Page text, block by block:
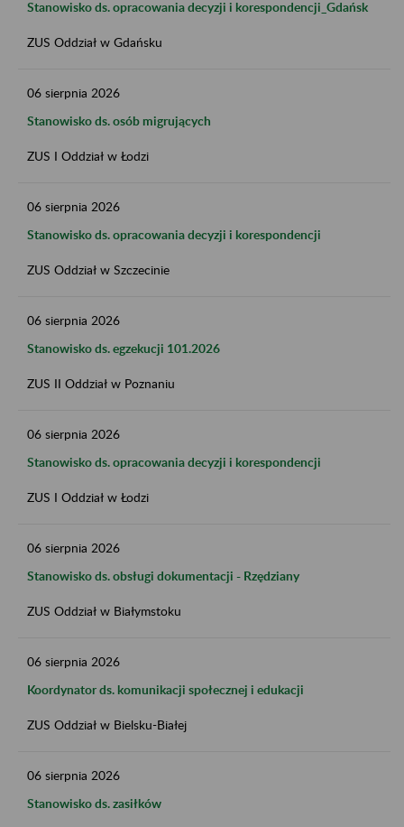
Stanowisko ds. opracowania decyzji i korespondencji_Gdańsk
ZUS Oddział w Gdańsku
06 sierpnia 2026
Stanowisko ds. osób migrujących
ZUS I Oddział w Łodzi
06 sierpnia 2026
Stanowisko ds. opracowania decyzji i korespondencji
ZUS Oddział w Szczecinie
06 sierpnia 2026
Stanowisko ds. egzekucji 101.2026
ZUS II Oddział w Poznaniu
06 sierpnia 2026
Stanowisko ds. opracowania decyzji i korespondencji
ZUS I Oddział w Łodzi
06 sierpnia 2026
Stanowisko ds. obsługi dokumentacji - Rzędziany
ZUS Oddział w Białymstoku
06 sierpnia 2026
Koordynator ds. komunikacji społecznej i edukacji
ZUS Oddział w Bielsku-Białej
06 sierpnia 2026
Stanowisko ds. zasiłków